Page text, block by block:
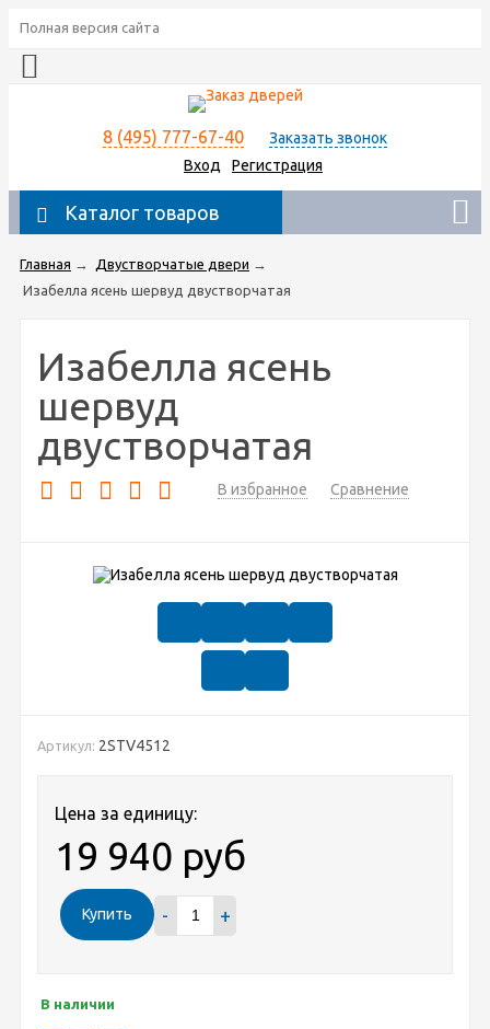
Полная версия сайта
8 (495) 777-67-40
Заказать звонок
Вход
Регистрация
Каталог товаров
Главная → Двустворчатые двери →
Изабелла ясень шервуд двустворчатая
Изабелла ясень
шервуд
двустворчатая
В избранное Сравнение
Артикул: 2STV4512
Цена за единицу:
19 940 руб
Купить - +
В наличии